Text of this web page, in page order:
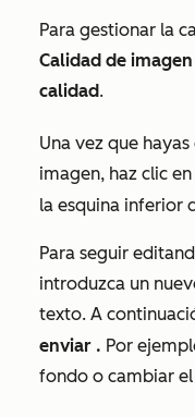
Para gestionar la
Calidad de imagen
calidad.
Una vez que
imagen, haz clic
la esquina inferior
Para seguir
introduzca un
texto. A
enviar . Por
fondo o cambiar